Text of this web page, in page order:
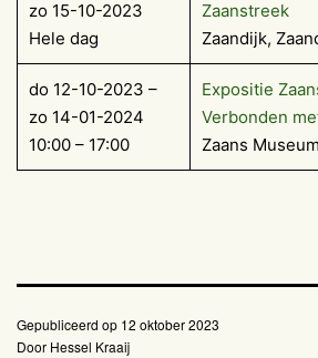
zo 15-10-2023
Hele dag
Zaanstreek
Zaandijk,
do 12-10-2023 –
zo 14-01-2024
10:00 – 17:00
Expositie
Verbonden
Zaans
Gepubliceerd op 12 oktober 2023
Door Hessel Kraaij